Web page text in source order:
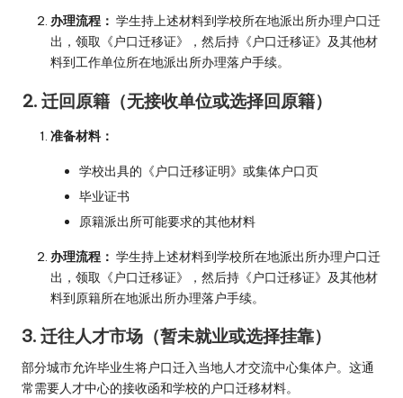
办理流程： 学生持上述材料到学校所在地派出所办理户口迁
出，领取《户口迁移证》，然后持《户口迁移证》及其他材
料到工作单位所在地派出所办理落户手续。
2. 迁回原籍（无接收单位或选择回原籍）
准备材料：
学校出具的《户口迁移证明》或集体户口页
毕业证书
原籍派出所可能要求的其他材料
办理流程： 学生持上述材料到学校所在地派出所办理户口迁
出，领取《户口迁移证》，然后持《户口迁移证》及其他材
料到原籍所在地派出所办理落户手续。
3. 迁往人才市场（暂未就业或选择挂靠）
部分城市允许毕业生将户口迁入当地人才交流中心集体户。这通
常需要人才中心的接收函和学校的户口迁移材料。